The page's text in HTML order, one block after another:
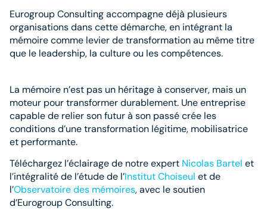
Eurogroup Consulting accompagne déjà plusieurs
organisations dans cette démarche, en intégrant la
mémoire comme levier de transformation au même titre
que le leadership, la culture ou les compétences.
La mémoire n’est pas un héritage à conserver, mais un
moteur pour transformer durablement. Une entreprise
capable de relier son futur à son passé crée les
conditions d’une transformation légitime, mobilisatrice
et performante.
Téléchargez l’éclairage de notre expert Nicolas Bartel et
l’intégralité de l’étude de l’Institut Choiseul et de
l’Observatoire des mémoires, avec le soutien
d’Eurogroup Consulting.